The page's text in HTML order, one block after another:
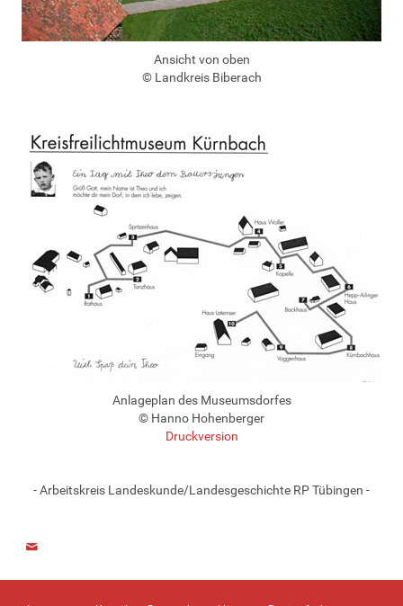
Ansicht von oben
© Landkreis Biberach
Anlageplan des Museumsdorfes
© Hanno Hohenberger
Druckversion
- Arbeitskreis Landeskunde/Landesgeschichte RP Tübingen -